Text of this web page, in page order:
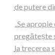
de putere
„Se
pregătește
la trecerea